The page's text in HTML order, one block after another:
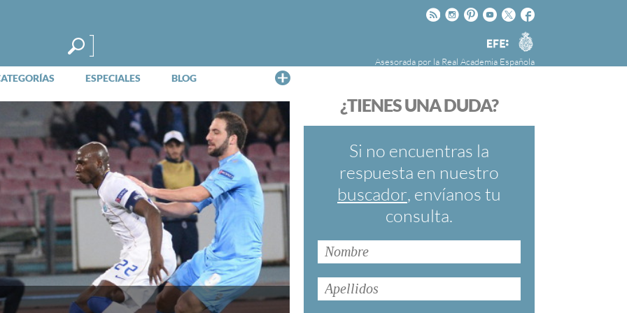
Facebook
Twitter
Youtube
Pinteres
Instagram
Rss
Agencia
EFE
Asesorada por la Real Academia Española
ESPECIALES BLOG
FundéuRAE es una fundación patrocinada por
cuyo objetivo es colaborar con el buen uso del
español en los medios de comunicación y en
Internet.
¿TIENES UNA DUDA?
Si no encuentras la
respuesta en nuestro
buscador, envíanos tu
consulta.